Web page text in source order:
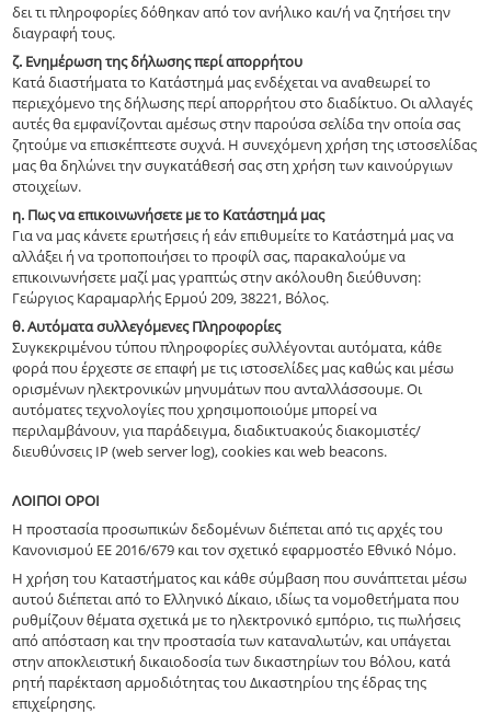
δει τι πληροφορίες δόθηκαν από τον ανήλικο και/ή να ζητήσει την
διαγραφή τους.
ζ. Ενημέρωση της δήλωσης περί απορρήτου
Κατά διαστήματα το Κατάστημά μας ενδέχεται να αναθεωρεί το
περιεχόμενο της δήλωσης περί απορρήτου στο διαδίκτυο. Οι αλλαγές
αυτές θα εμφανίζονται αμέσως στην παρούσα σελίδα την οποία σας
ζητούμε να επισκέπτεστε συχνά. Η συνεχόμενη χρήση της ιστοσελίδας
μας θα δηλώνει την συγκατάθεσή σας στη χρήση των καινούργιων
στοιχείων.
η. Πως να επικοινωνήσετε με το Κατάστημά μας
Για να μας κάνετε ερωτήσεις ή εάν επιθυμείτε το Κατάστημά μας να
αλλάξει ή να τροποποιήσει το προφίλ σας, παρακαλούμε να
επικοινωνήσετε μαζί μας γραπτώς στην ακόλουθη διεύθυνση:
Γεώργιος Καραμαρλής Ερμού 209, 38221, Βόλος.
θ. Αυτόματα συλλεγόμενες Πληροφορίες
Συγκεκριμένου τύπου πληροφορίες συλλέγονται αυτόματα, κάθε
φορά που έρχεστε σε επαφή με τις ιστοσελίδες μας καθώς και μέσω
ορισμένων ηλεκτρονικών μηνυμάτων που ανταλλάσσουμε. Οι
αυτόματες τεχνολογίες που χρησιμοποιούμε μπορεί να
περιλαμβάνουν, για παράδειγμα, διαδικτυακούς διακομιστές/
διευθύνσεις ΙΡ (web server log), cookies και web beacons.
ΛΟΙΠΟΙ ΟΡΟΙ
Η προστασία προσωπικών δεδομένων διέπεται από τις αρχές του
Κανονισμού ΕΕ 2016/679 και τον σχετικό εφαρμοστέο Εθνικό Νόμο.
Η χρήση του Καταστήματος και κάθε σύμβαση που συνάπτεται μέσω
αυτού διέπεται από το Ελληνικό Δίκαιο, ιδίως τα νομοθετήματα που
ρυθμίζουν θέματα σχετικά με το ηλεκτρονικό εμπόριο, τις πωλήσεις
από απόσταση και την προστασία των καταναλωτών, και υπάγεται
στην αποκλειστική δικαιοδοσία των δικαστηρίων του Βόλου, κατά
ρητή παρέκταση αρμοδιότητας του Δικαστηρίου της έδρας της
επιχείρησης.